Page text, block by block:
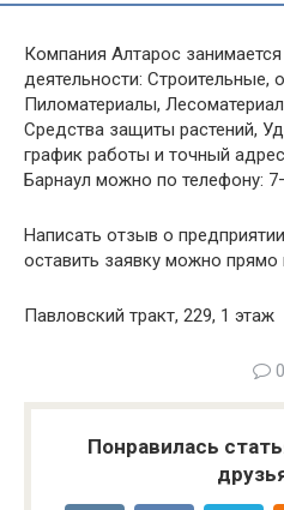
Компания Алтарос
деятельности: Строительные,
Пиломатериалы,
Средства защиты растений,
график работы и точный
Барнаул можно по телефону:
Написать отзыв о
оставить заявку можно прямо
Павловский тракт, 229, 1 этаж
0
Понравилась